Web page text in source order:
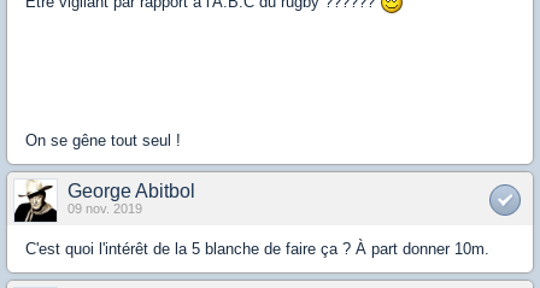
On se gêne tout seul !
George Abitbol
09 nov. 2019
C'est quoi l'intérêt de la 5 blanche de faire ça ? À part donner 10m.